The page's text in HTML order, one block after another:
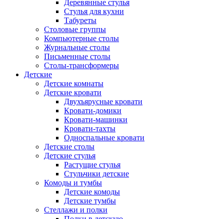
Деревянные стулья
Стулья для кухни
Табуреты
Столовые группы
Компьютерные столы
Журнальные столы
Письменные столы
Столы-трансформеры
Детские
Детские комнаты
Детские кровати
Двухъярусные кровати
Кровати-домики
Кровати-машинки
Кровати-тахты
Односпальные кровати
Детские столы
Детские стулья
Растущие стулья
Стульчики детские
Комоды и тумбы
Детские комоды
Детские тумбы
Стеллажи и полки